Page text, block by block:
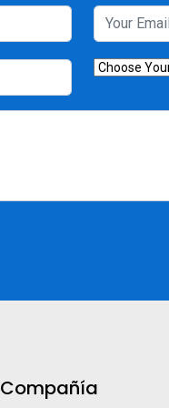
Compañía